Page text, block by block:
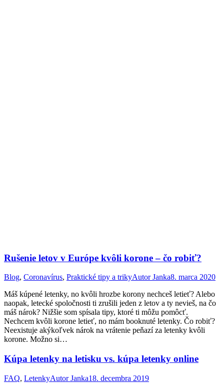
Rušenie letov v Európe kvôli korone – čo robiť?
Blog, Coronavírus, Praktické tipy a trikyAutorJanka8. marca 2020
Máš kúpené letenky, no kvôli hrozbe korony nechceš letieť? Alebo
naopak, letecké spoločnosti ti zrušili jeden z letov a ty nevieš, na čo
máš nárok? Nižšie som spísala tipy, ktoré ti môžu pomôcť.
Nechcem kvôli korone letieť, no mám booknuté letenky. Čo robiť?
Neexistuje akýkoľvek nárok na vrátenie peňazí za letenky kvôli
korone. Možno si…
Kúpa letenky na letisku vs. kúpa letenky online
FAQ, LetenkyAutorJanka18. decembra 2019